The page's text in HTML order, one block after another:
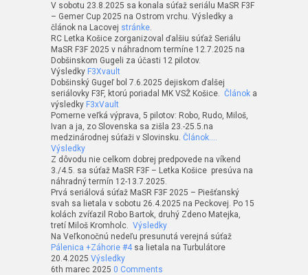
V sobotu 23.8.2025 sa konala súťaž seriálu MaSR F3F
– Gemer Cup 2025 na Ostrom vrchu. Výsledky a
článok na Lacovej stránke.
RC Letka Košice zorganizoval ďalšiu súťaž Seriálu
MaSR F3F 2025 v náhradnom termíne 12.7.2025 na
Dobšinskom Gugeli za účasti 12 pilotov.
Výsledky F3Xvault
Dobšinský Gugeľ bol 7.6.2025 dejiskom ďalšej
seriálovky F3F, ktorú poriadal MK VSŽ Košice. Článok a
výsledky F3xVault
Pomerne veľká výprava, 5 pilotov: Robo, Rudo, Miloš,
Ivan a ja, zo Slovenska sa zišla 23.-25.5.na
medzinárodnej súťaži v Slovinsku. Článok….
Výsledky
Z dôvodu nie celkom dobrej predpovede na víkend
3./4.5. sa súťaž MaSR F3F – Letka Košice presúva na
náhradný termín 12-13.7.2025.
Prvá seriálová súťaž MaSR F3F 2025 – Piešťanský
svah sa lietala v sobotu 26.4.2025 na Peckovej. Po 15
kolách zvíťazil Robo Bartok, druhý Zdeno Matejka,
tretí Miloš Kromholc. Výsledky
Na Veľkonočnú nedeľu presunutá verejná súťaž
Pálenica +Záhorie #4 sa lietala na Turbulátore
20.4.2025 Výsledky
6th marec 2025 0 Comments